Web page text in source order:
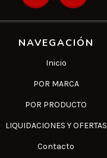
NAVEGACIÓN
Inicio
POR MARCA
POR PRODUCTO
LIQUIDACIONES Y OFERTAS
Contacto